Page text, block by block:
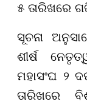
୫ ତାରିଖରେ
ସୂଚନା
ଶୀର୍ଷ
ମହାସଂଘ ୨
ତାରିଖରେ